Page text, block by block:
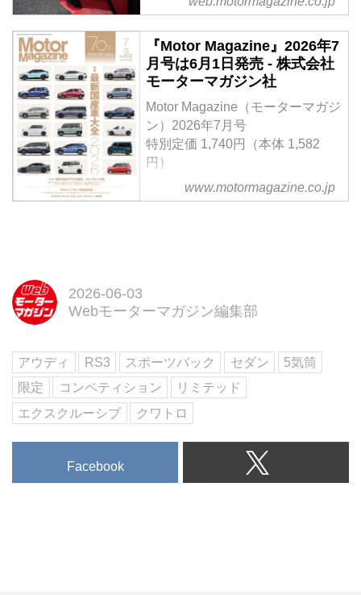
いと奥深さ」【比較試乗】 -
兄弟車のどちらかを選ぶとき、デ
ザインの違いだけならカタログを
見れば十分だけだろう。でもそれ
だけではつまらない。初代の86／
BRZもそうだったが、走行面にお
けるキャラクターの違いがよくわ
かるからこそ選ぶ楽しさがあり、
湧くのかもしれない。
『Motor Magazine』2026年7
月号は6月1日発売 - 株式会社
モーターマガジン社
Motor Magazine（モーターマガジ
ン）2026年7月号
特別定価 1,740円（本体 1,582
円）
＜創刊70周年記念特大号＞
【特集】「最新国産車大全
試し読み
2026」では、世界が揺らぐ時代
でも進化する日本車の現在地を総
覧。日産エルグランド・プロトタ
イプやマツ...
www.motormagazine.co.jp
2026-06-03
Webモーターマガジン編集部
アウディ RS3 スポーツバック セダン
5気筒
限定
コンペティション
リミテッド
エクスクルーシブ
クワトロ
Facebook